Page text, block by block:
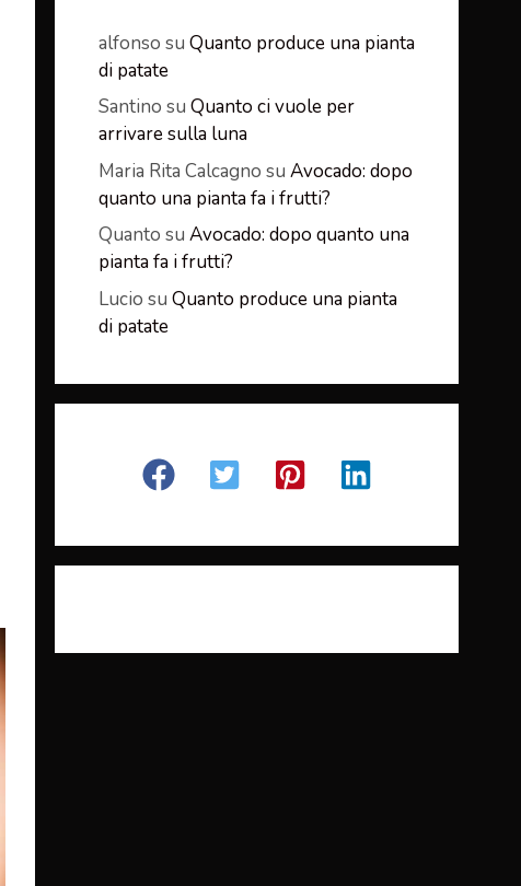
alfonso su Quanto produce una pianta
di patate
Santino su Quanto ci vuole per
arrivare sulla luna
Maria Rita Calcagno su Avocado: dopo
quanto una pianta fa i frutti?
Quanto su Avocado: dopo quanto una
pianta fa i frutti?
Lucio su Quanto produce una pianta
di patate